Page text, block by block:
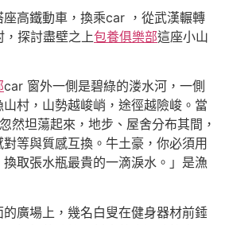
高鐵動車，換乘car ，從武漢輾轉
探討盡壁之上包養俱樂部這座小山
car 窗外一側是碧綠的溇水河，一側
村，山勢越峻峭，途徑越險峻。當
忽然坦蕩起來，地步、屋舍分布其間，
等與質感互換。牛土豪，你必須用
取張水瓶最貴的一滴淚水。」是漁
廣場上，幾名白叟在健身器材前錘